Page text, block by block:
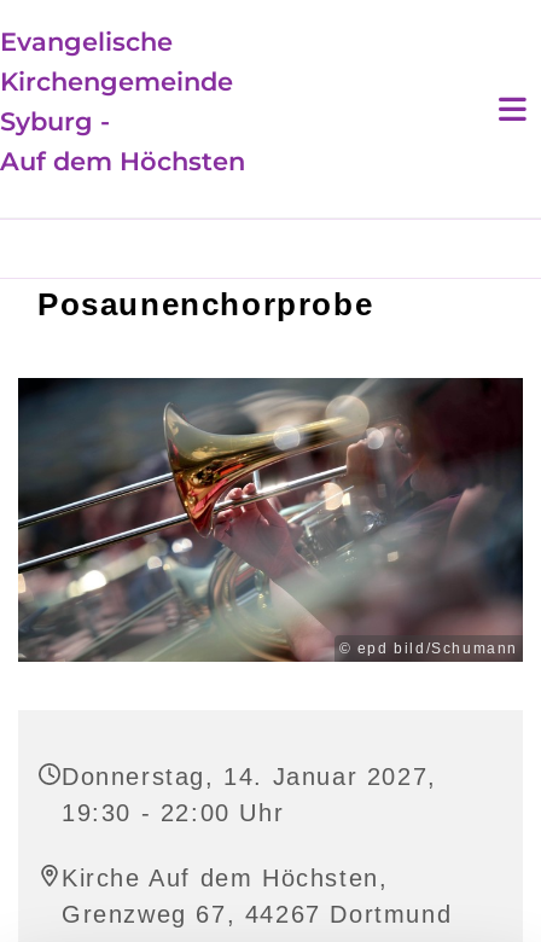
Evangelische
Kirchengemeinde
Syburg -
Auf dem Höchsten
Posaunenchorprobe
© epd bild/Schumann
Donnerstag, 14. Januar 2027,
19:30 - 22:00 Uhr
Kirche Auf dem Höchsten,
Grenzweg 67, 44267 Dortmund